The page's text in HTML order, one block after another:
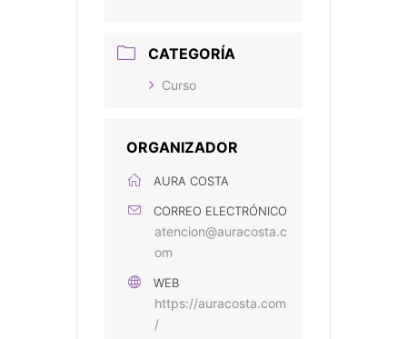
CATEGORÍA
Curso
ORGANIZADOR
AURA COSTA
CORREO ELECTRÓNICO
atencion@auracosta.c
om
WEB
https://auracosta.com
/